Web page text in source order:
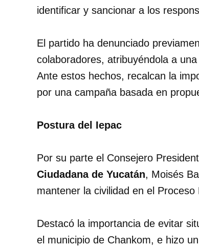
identificar y sancionar a los
El partido ha denunciado
colaboradores, atribuyéndola a
Ante estos hechos, recalcan la
por una campaña basada en
Postura del Iepac
Por su parte el Consejero
Ciudadana de Yucatán, Moisés
mantener la civilidad en el
Destacó la importancia de evitar
el municipio de Chankom, e hizo